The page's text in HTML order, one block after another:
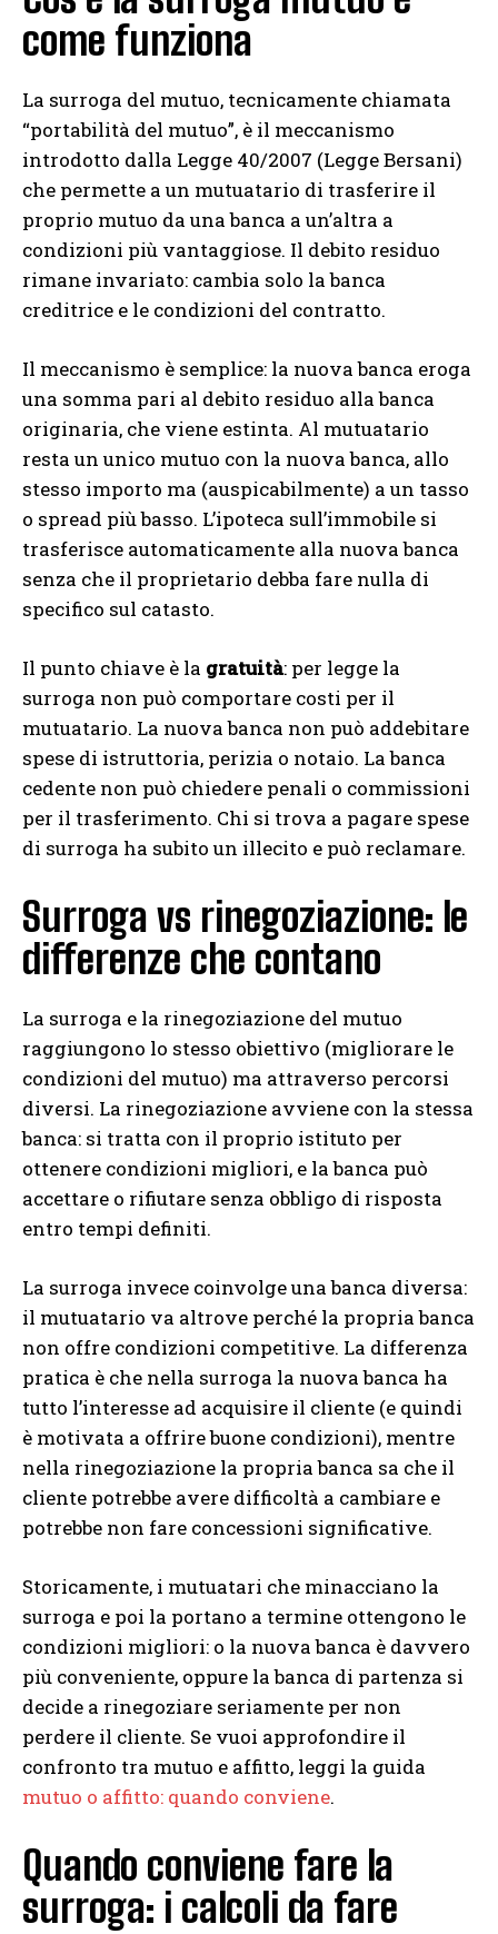
come funziona
La surroga del mutuo, tecnicamente chiamata
“portabilità del mutuo”, è il meccanismo
introdotto dalla Legge 40/2007 (Legge Bersani)
che permette a un mutuatario di trasferire il
proprio mutuo da una banca a un’altra a
condizioni più vantaggiose. Il debito residuo
rimane invariato: cambia solo la banca
creditrice e le condizioni del contratto.
Il meccanismo è semplice: la nuova banca eroga
una somma pari al debito residuo alla banca
originaria, che viene estinta. Al mutuatario
resta un unico mutuo con la nuova banca, allo
stesso importo ma (auspicabilmente) a un tasso
o spread più basso. L’ipoteca sull’immobile si
trasferisce automaticamente alla nuova banca
senza che il proprietario debba fare nulla di
specifico sul catasto.
Il punto chiave è la gratuità: per legge la
surroga non può comportare costi per il
mutuatario. La nuova banca non può addebitare
spese di istruttoria, perizia o notaio. La banca
cedente non può chiedere penali o commissioni
per il trasferimento. Chi si trova a pagare spese
di surroga ha subito un illecito e può reclamare.
Surroga vs rinegoziazione: le
differenze che contano
La surroga e la rinegoziazione del mutuo
raggiungono lo stesso obiettivo (migliorare le
condizioni del mutuo) ma attraverso percorsi
diversi. La rinegoziazione avviene con la stessa
banca: si tratta con il proprio istituto per
ottenere condizioni migliori, e la banca può
accettare o rifiutare senza obbligo di risposta
entro tempi definiti.
La surroga invece coinvolge una banca diversa:
il mutuatario va altrove perché la propria banca
non offre condizioni competitive. La differenza
pratica è che nella surroga la nuova banca ha
tutto l’interesse ad acquisire il cliente (e quindi
è motivata a offrire buone condizioni), mentre
nella rinegoziazione la propria banca sa che il
cliente potrebbe avere difficoltà a cambiare e
potrebbe non fare concessioni significative.
Storicamente, i mutuatari che minacciano la
surroga e poi la portano a termine ottengono le
condizioni migliori: o la nuova banca è davvero
più conveniente, oppure la banca di partenza si
decide a rinegoziare seriamente per non
perdere il cliente. Se vuoi approfondire il
confronto tra mutuo e affitto, leggi la guida
mutuo o affitto: quando conviene.
Quando conviene fare la
surroga: i calcoli da fare